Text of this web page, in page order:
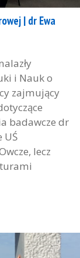
| dr Ewa
i Nauk o
zajmujący
badawcze dr
UŚ
lecz